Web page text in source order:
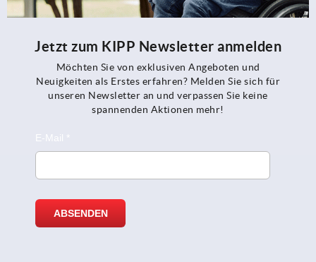
Jetzt zum KIPP Newsletter anmelden
Möchten Sie von exklusiven Angeboten und
Neuigkeiten als Erstes erfahren? Melden Sie sich für
unseren Newsletter an und verpassen Sie keine
spannenden Aktionen mehr!